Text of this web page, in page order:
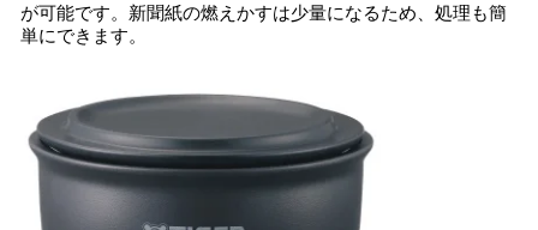
が可能です。新聞紙の燃えかすは少量になるため、処理も簡
単にできます。